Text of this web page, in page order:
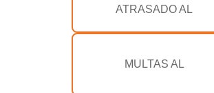
ATRASADO AL
MULTAS AL